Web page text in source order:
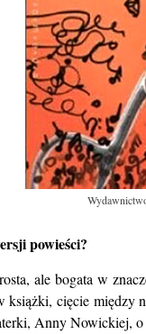
powieści?
ale bogata w
cięcie
Anny Nowickiej,